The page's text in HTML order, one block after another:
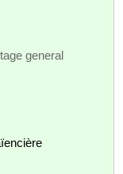
general